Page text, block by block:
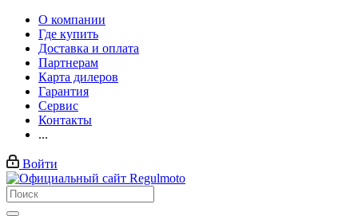
О компании
Где купить
Доставка и оплата
Партнерам
Карта дилеров
Гарантия
Сервис
Контакты
...
Войти